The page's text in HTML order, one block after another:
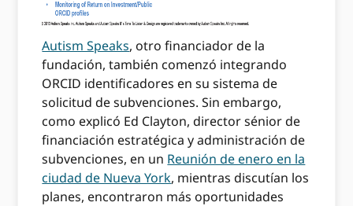
Autism Speaks, otro financiador de la
fundación, también comenzó integrando
ORCID identificadores en su sistema de
solicitud de subvenciones. Sin embargo,
como explicó Ed Clayton, director sénior de
financiación estratégica y administración de
subvenciones, en un Reunión de enero en la
ciudad de Nueva York, mientras discutían los
planes, encontraron más oportunidades